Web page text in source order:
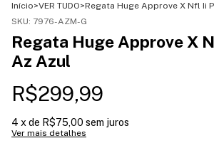
Início>VER TUDO>Regata Huge Approve X Nfl Ii
SKU: 7976-AZM-G
Regata Huge Approve X
Az Azul
R$299,99
4 x de R$75,00 sem juros
Ver mais detalhes